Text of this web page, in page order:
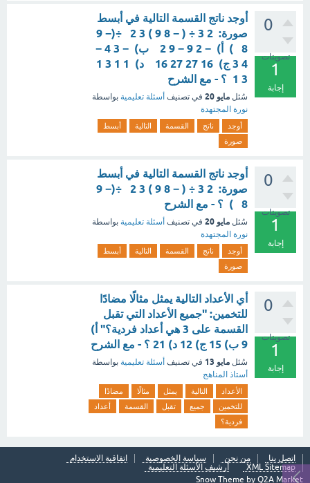
0
تصويتات
1
إجابة
أوجد ناتج القسمة التالية في أبسط
صورة: 2 3 ÷ ( − 8 9 ) 3 2 ​ ÷(− 9
8 ​ ) أ) − 2 9 − 9 2 ​ ب) − 3 4 −
4 3 ج) 16 27 27 16 ​ د) 1 1 3 1
3 1 ​ ؟ - مع الشرح
سُئل مايو 20 في تصنيف أسئلة تعليمية بواسطة
نورة المجتهدة
أوجد ناتج القسمة التالية
أبسط
صورة
0
تصويتات
1
إجابة
أوجد ناتج القسمة التالية في أبسط
صورة: 2 3 ÷ ( − 8 9 ) 3 2 ​ ÷(− 9
8 ​ ) ​ ؟ - مع الشرح
سُئل مايو 20 في تصنيف أسئلة تعليمية بواسطة
نورة المجتهدة
أوجد ناتج القسمة التالية
أبسط
صورة
0
تصويتات
1
إجابة
أي الأعداد التالية يمثل مثالًا مضادًا
للتخمين: "جميع الأعداد التي تقبل
القسمة على 3 هي أعداد فردية؟" أ)
9 ب) 15 ج) 12 د) 21 ؟ - مع الشرح
سُئل مايو 13 في تصنيف أسئلة تعليمية بواسطة
أستاذ المناهج
الأعداد التالية يمثل مثالًا
مضادًا
للتخمين
جميع تقبل القسمة
أعداد
فردية؟
اتصل بنا من نحن سياسة الخصوصية
اتفاقية الاستخدام
XML Sitemap
أرشيف الأسئلة التعليمية
Snow Theme by Q2A Market